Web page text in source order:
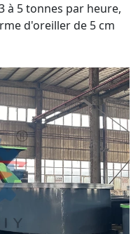
à 5 tonnes par heure,
d'oreiller de 5 cm